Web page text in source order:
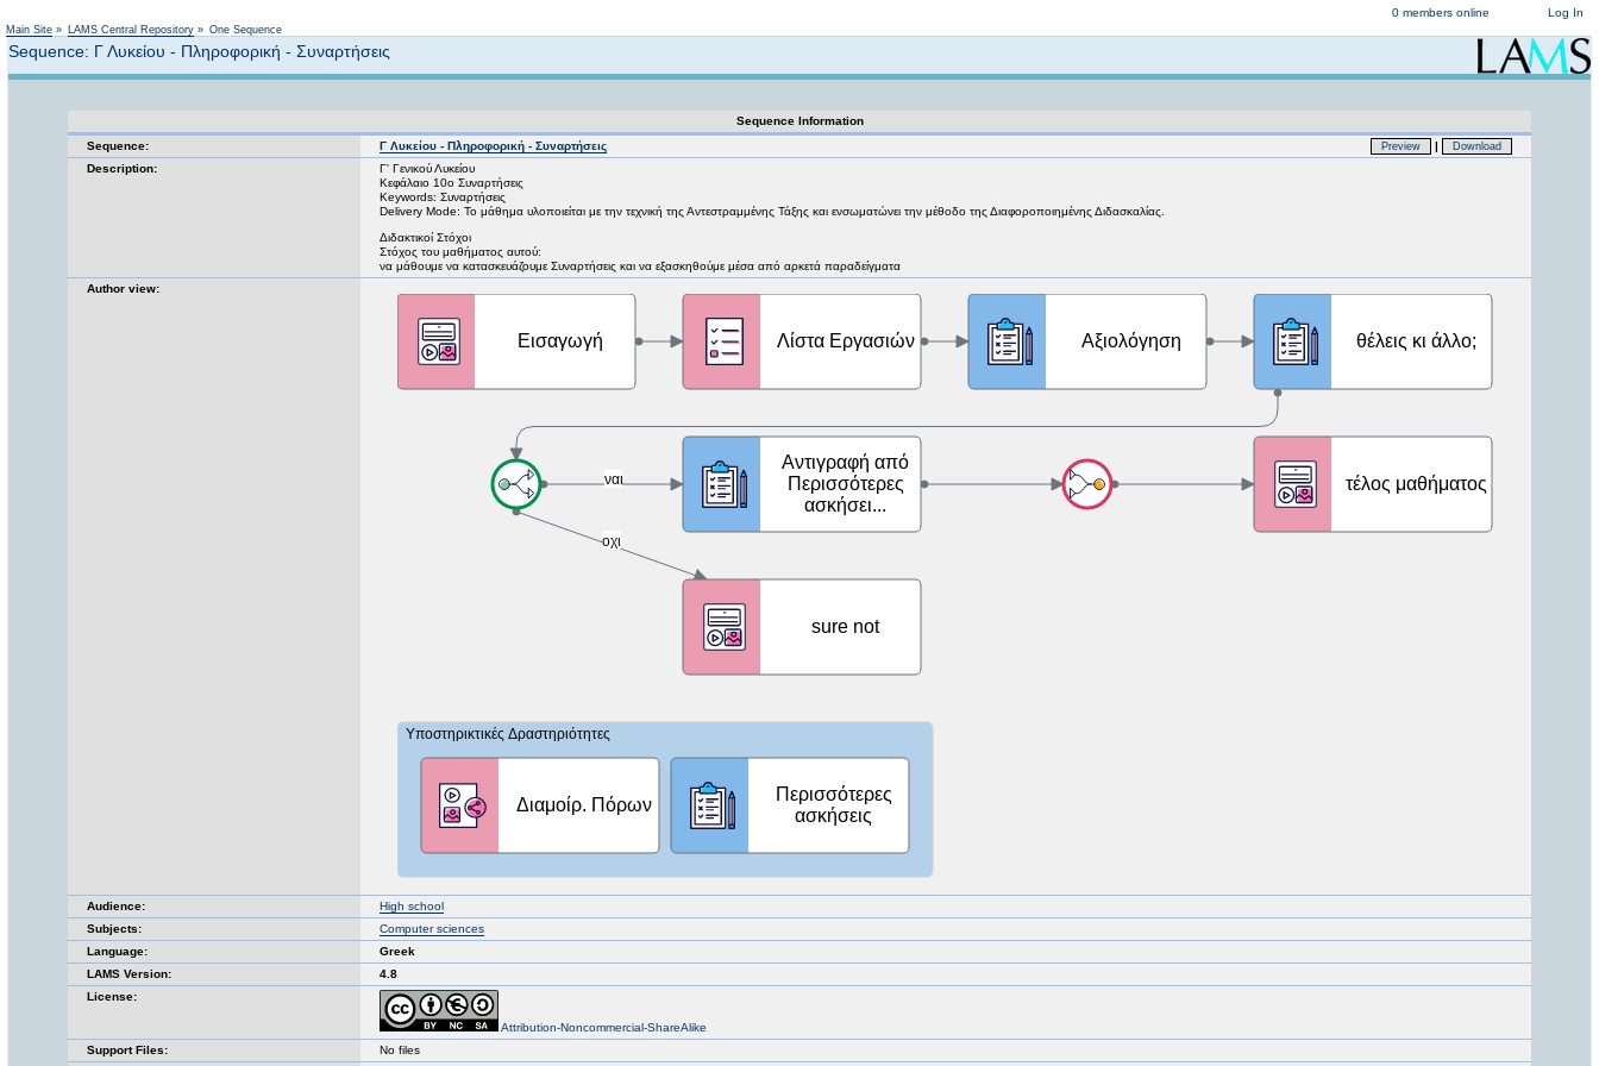
Log In
0 members online
Main Site » LAMS Central Repository » One Sequence
Sequence: Γ Λυκείου - Πληροφορική - Συναρτήσεις
Sequence Information
Sequence:
Γ Λυκείου - Πληροφορική - Συναρτήσεις Preview | Download
Description:
Γ' Γενικού Λυκείου
Κεφάλαιο 10ο Συναρτήσεις
Keywords: Συναρτήσεις
Delivery Mode: Το μάθημα υλοποιείται με την τεχνική της Αντεστραμμένης Τάξης και ενσωματώνει την μέθοδο της Διαφοροποιημένης Διδασκαλίας.
Διδακτικοί Στόχοι
Στόχος του μαθήματος αυτού:
να μάθουμε να κατασκευάζουμε Συναρτήσεις και να εξασκηθούμε μέσα από αρκετά παραδείγματα
Author view:
Audience:
High school
Subjects:
Computer sciences
Language:
Greek
LAMS Version:
4.8
License:
Attribution-Noncommercial-ShareAlike
Support Files:
No files